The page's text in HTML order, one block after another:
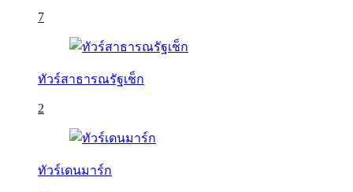
7
ทัวร์สาธารณรัฐเช็ก
2
ทัวร์เดนมาร์ก